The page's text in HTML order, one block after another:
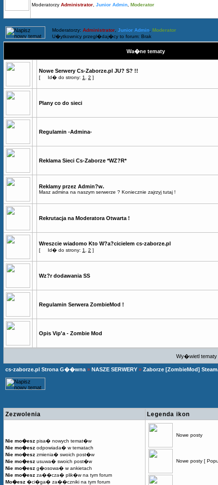
Moderatorzy Administrator Junior Admin Moderator
Moderatorzy: Administrator Junior Admin Moderator
U�ytkownicy przegl�daj�cy to forum: Brak
Wa�ne tematy
Nowe Serwery Cs-Zaborze.pl JU? S? !!
[ Id� do strony: 1 2 ]
Plany co do sieci
Regulamin -Admina-
Reklama Sieci Cs-Zaborze *WZ?R*
Reklamy przez Admin?w.
Masz admina na naszym serwerze ? Koniecznie zajrzyj tutaj !
Rekrutacja na Moderatora Otwarta !
Wreszcie wiadomo Kto W?a?cicielem cs-zaborze.pl
[ Id� do strony: 1 2 ]
Wz?r dodawania SS
Regulamin Serwera ZombieMod !
Opis Vip'a - Zombie Mod
Wy�wietl
cs-zaborze.pl Strona G��wna » NASZE SERWERY » Zaborze [ZombieMod]
Zezwolenia Legenda ikon
Nie mo�esz pisa� nowych temat�w
Nie mo�esz odpowiada� w tematach
Nie mo�esz zmienia� swoich post�w
Nie mo�esz usuwa� swoich post�w
Nie mo�esz g�osowa� w ankietach
Nie mo�esz za��cza� plik�w na tym forum
Mo�esz �ci�ga� za��czniki na tym forum
Nowe posty
Nowe posty [